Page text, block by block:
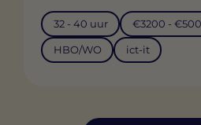
32 - 40 uur €3200 -
HBO/WO ict-it